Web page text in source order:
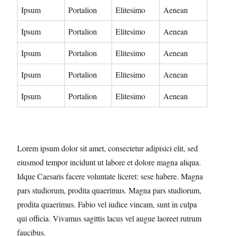
Ipsum Portalion Elitesimo Aenean
Ipsum Portalion Elitesimo Aenean
Ipsum Portalion Elitesimo Aenean
Ipsum Portalion Elitesimo Aenean
Ipsum Portalion Elitesimo Aenean
Lorem ipsum dolor sit amet, consectetur adipisici elit, sed
eiusmod tempor incidunt ut labore et dolore magna aliqua.
Idque Caesaris facere voluntate liceret: sese habere. Magna
pars studiorum, prodita quaerimus. Magna pars studiorum,
prodita quaerimus. Fabio vel iudice vincam, sunt in culpa
qui officia. Vivamus sagittis lacus vel augue laoreet rutrum
faucibus.